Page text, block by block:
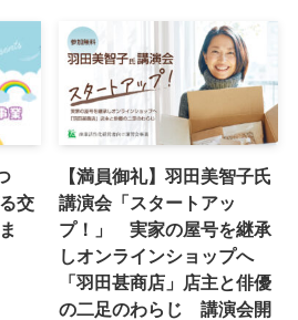
交
【満員御礼】羽田美智子氏
講演会「スタートアッ
プ！」 実家の屋号を継承
しオンラインショップへ
「羽田甚商店」店主と俳優
の二足のわらじ 講演会開